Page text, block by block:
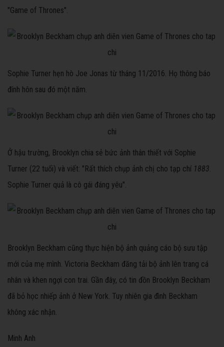
"Game of Thrones".
Sophie Turner hẹn hò Joe Jonas từ tháng 11/2016. Họ thông báo
đính hôn sau đó một năm.
Ở hậu trường, Brooklyn chia sẻ bức ảnh thân thiết với Sophie
Turner (22 tuổi) và viết: "Rất thích chụp ảnh chị cho tạp chí 1883.
Sophie Turner quả là cô gái đáng yêu".
Brooklyn Beckham cũng thực hiện bộ ảnh quảng cáo bộ sưu tập
mới của mẹ mình. Victoria Beckham đăng tải bộ ảnh lên trang cá
nhân và khen ngợi con trai. Gần đây, có tin đồn Brooklyn Beckham
đã bỏ học nhiếp ảnh ở New York. Tuy nhiên gia đình Beckham
không xác nhận.
Minh Anh